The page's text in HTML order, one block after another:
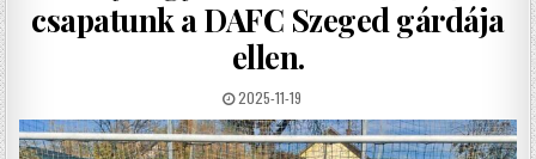
csapatunk a DAFC Szeged gárdája
ellen.
2025-11-19